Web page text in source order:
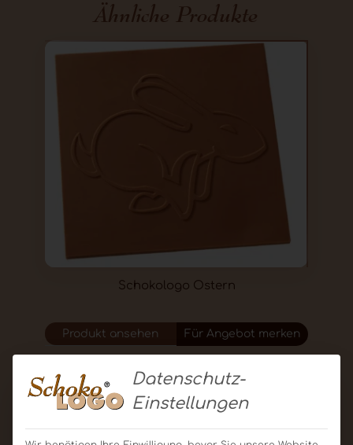
Ähnliche Produkte
Schokologo Ostern
Produkt ansehen Für Angebot merken
Datenschutz-
Einstellungen